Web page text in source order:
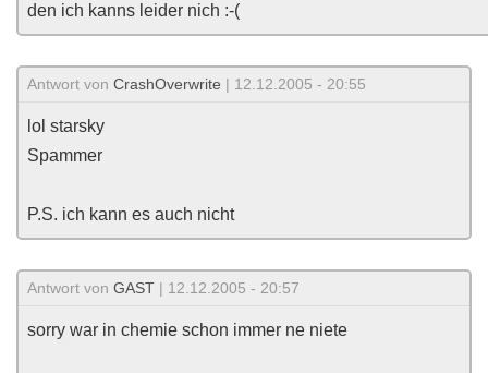
den ich kanns leider nich :-(
Antwort von CrashOverwrite | 12.12.2005 - 20:55
lol starsky
Spammer
P.S. ich kann es auch nicht
Antwort von GAST | 12.12.2005 - 20:57
sorry war in chemie schon immer ne niete